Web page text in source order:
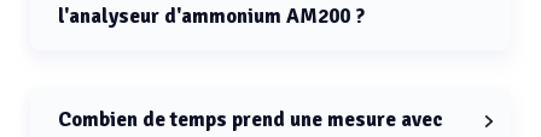
l'analyseur d'ammonium AM200 ?
Combien de temps prend une mesure avec